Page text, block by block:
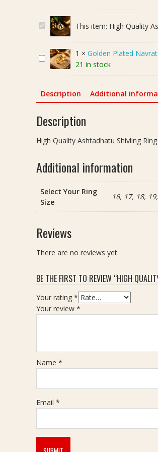
H
h
a
l
i
t
y
h
t
a
d
h
t
u
i
i
n
W
i
S
This item: High Quality
G
d
e
P
l
e
d
N
a
v
a
a
B
a
s
n
g
न
व
न
ब्रा
1 × Golden Plated
21 in stock
Description Additional
Description
High Quality Ashtadhatu Shivling Ring
Additional information
Select Your Ring
Size
16, 17, 18,
Reviews
There are no reviews yet.
BE THE FIRST TO REVIEW “HIGH
Your rating *
Your review *
Name *
Email *